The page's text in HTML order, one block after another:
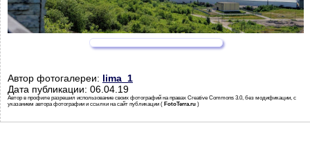
Автор фотогалереи: lima_1
Дата публикации: 06.04.19
Автор в профиле разрешил использование своих фотографий на правах Creative Commons 3.0, без модификации, с
указанием автора фотографии и ссылки на сайт публикации ( FotoTerra.ru )